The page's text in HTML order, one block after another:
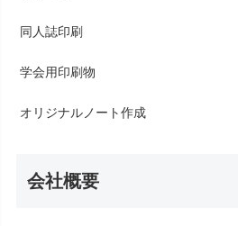
同人誌印刷
学会用印刷物
オリジナルノート作成
会社概要